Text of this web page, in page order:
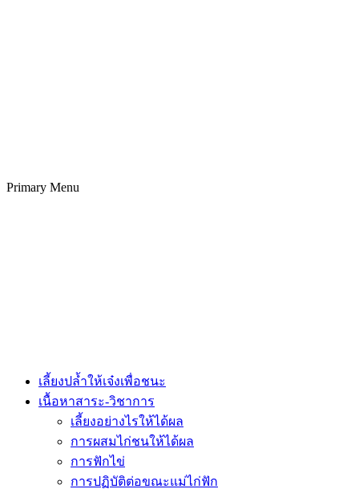
Primary Menu
เลี้ยงปล้ำให้เจ๋งเพื่อชนะ
เนื้อหาสาระ-วิชาการ
เลี้ยงอย่างไรให้ได้ผล
การผสมไก่ชนให้ได้ผล
การฟักไข่
การปฏิบัติต่อขณะแม่ไก่ฟัก